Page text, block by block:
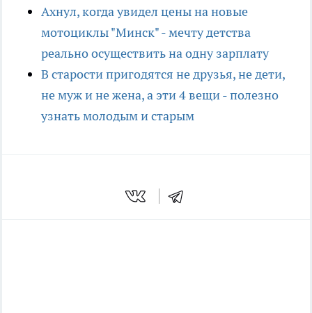
Ахнул, когда увидел цены на новые
мотоциклы "Минск" - мечту детства
реально осуществить на одну зарплату
В старости пригодятся не друзья, не дети,
не муж и не жена, а эти 4 вещи - полезно
узнать молодым и старым